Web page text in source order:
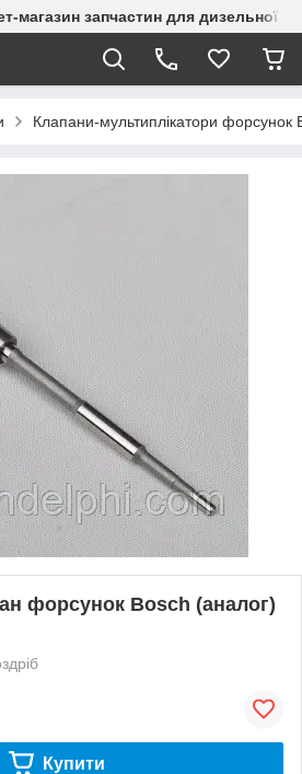
магазин запчастин для дизельної
Клапани-мультиплікатори форсунок
форсунок Bosch (аналог)
Купити